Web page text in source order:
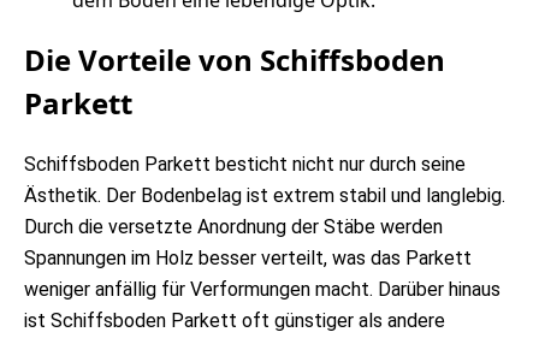
Die Vorteile von Schiffsboden
Parkett
Schiffsboden Parkett besticht nicht nur durch seine
Ästhetik. Der Bodenbelag ist extrem stabil und langlebig.
Durch die versetzte Anordnung der Stäbe werden
Spannungen im Holz besser verteilt, was das Parkett
weniger anfällig für Verformungen macht. Darüber hinaus
ist Schiffsboden Parkett oft günstiger als andere